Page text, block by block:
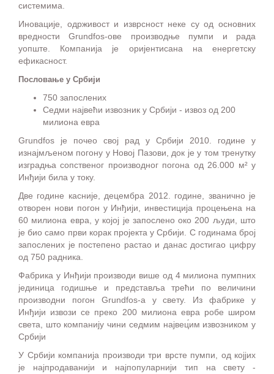
системима.
Иновације, одрживост и изврсност неке су од основних
вредности Grundfos-ове производње пумпи и рада
уопште. Компанија је оријентисана на енергетску
ефикасност.
Пословање у Србији
750 запослених
Седми највећи извозник у Србији - извоз од 200
милиона евра
Grundfos је почео свој рад у Србији 2010. године у
изнајмљеном погону у Новој Пазови, док је у том тренутку
изградња сопственог производног погона од 26.000 м² у
Инђији била у току.
Две године касније, децембра 2012. године, званично је
отворен нови погон у Инђији, инвестиција процењена на
60 милиона евра, у којој је запослено око 200 људи, што
је био само први корак пројекта у Србији. С годинама број
запослених је постепено растао и данас достигао цифру
од 750 радника.
Фабрика у Инђији производи више од 4 милиона пумпних
јединица годишње и представља трећи по величини
производни погон Grundfos-а у свету. Из фабрике у
Инђији извози се преко 200 милиона евра робе широм
света, што компанију чини седмим највец́им извозником у
Србији
У Србији компанија производи три врсте пумпи, од којјих
је најпродаванији и најпопуларнији тип на свету -